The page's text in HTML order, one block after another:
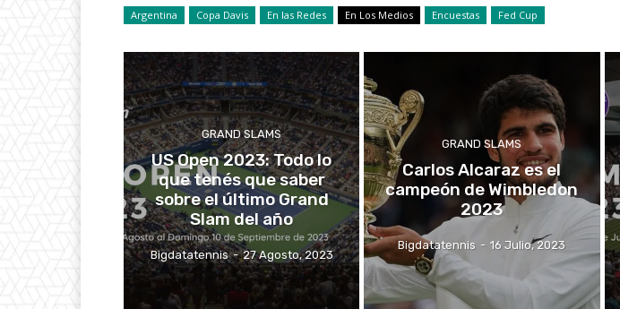
Argentina Copa Davis En las Redes En Los Medios Encuestas Fed Cup
GRAND SLAMS
US Open 2023: Todo lo
que tenés que saber
sobre el último Grand
Slam del año
Bigdatatennis - 27 Agosto, 2023
GRAND SLAMS
Carlos Alcaraz es el
campeón de Wimbledon
2023
Bigdatatennis - 16 Julio, 2023